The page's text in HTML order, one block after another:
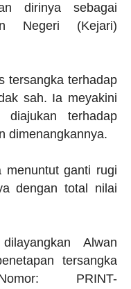
dirinya sebagai
Negeri (Kejari)
tersangka terhadap
sah. Ia meyakini
diajukan terhadap
dimenangkannya.
menuntut ganti rugi
dengan total nilai
Alwan
tersangka
PRINT-